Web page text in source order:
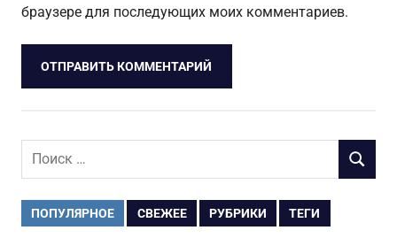
браузере для последующих моих комментариев.
Поиск
ПОИСК
ПОПУЛЯРНОЕ СВЕЖЕЕ РУБРИКИ ТЕГИ